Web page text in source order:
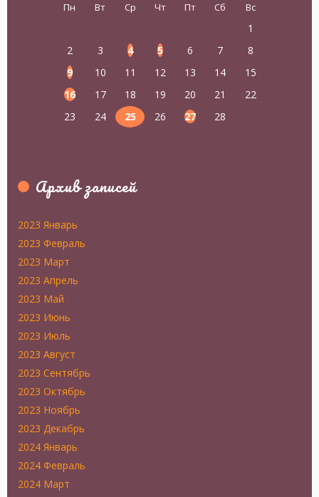
Пн Вт Ср Чт Пт Сб Вс
1
2
3 4 5 6 7
8
9
10 11 12 13 14
15
16
17 18 19 20 21
22
23
24 25 26 27 28
Архив записей
2023 Январь
2023 Февраль
2023 Март
2023 Апрель
2023 Май
2023 Июнь
2023 Июль
2023 Август
2023 Сентябрь
2023 Октябрь
2023 Ноябрь
2023 Декабрь
2024 Январь
2024 Февраль
2024 Март